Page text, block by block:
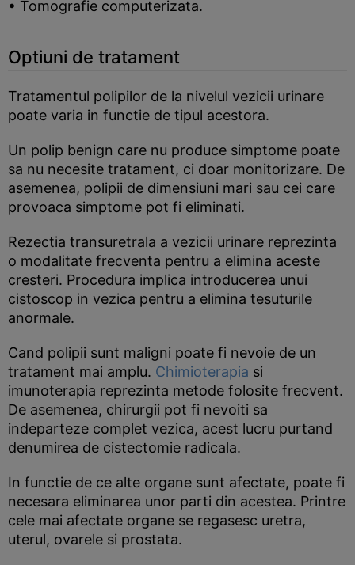
• Tomografie computerizata.
Optiuni de tratament
Tratamentul polipilor de la nivelul vezicii urinare
poate varia in functie de tipul acestora.
Un polip benign care nu produce simptome poate
sa nu necesite tratament, ci doar monitorizare. De
asemenea, polipii de dimensiuni mari sau cei care
provoaca simptome pot fi eliminati.
Rezectia transuretrala a vezicii urinare reprezinta
o modalitate frecventa pentru a elimina aceste
cresteri. Procedura implica introducerea unui
cistoscop in vezica pentru a elimina tesuturile
anormale.
Cand polipii sunt maligni poate fi nevoie de un
tratament mai amplu. Chimioterapia si
imunoterapia reprezinta metode folosite frecvent.
De asemenea, chirurgii pot fi nevoiti sa
indeparteze complet vezica, acest lucru purtand
denumirea de cistectomie radicala.
In functie de ce alte organe sunt afectate, poate fi
necesara eliminarea unor parti din acestea. Printre
cele mai afectate organe se regasesc uretra,
uterul, ovarele si prostata.